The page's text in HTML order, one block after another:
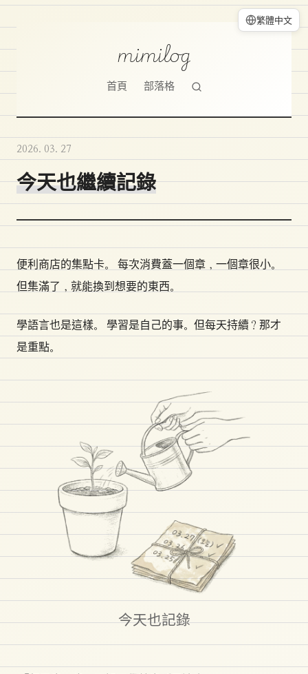
繁體中文
mimilog
首頁 部落格
2026. 03. 27
今天也繼續記錄
便利商店的集點卡。 每次消費蓋一個章，一個章很小。
但集滿了，就能換到想要的東西。
學語言也是這樣。 學習是自己的事。但每天持續？那才
是重點。
今天也記錄